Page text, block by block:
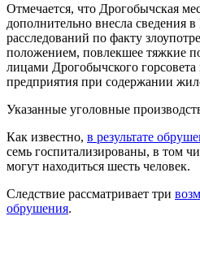
Отмечается, что Дрогобычская
дополнительно внесла сведения
расследований по факту
положением, повлекшее тяжкие
лицами Дрогобычского
предприятия при содержании
Указанные уголовные
Как известно, в результате
семь госпитализированы, в том
могут находиться шесть человек.
Следствие рассматривает три
обрушения.